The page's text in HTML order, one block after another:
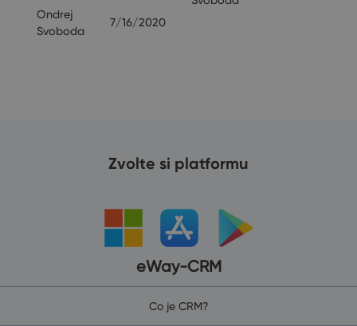
Ondrej
Svoboda
7/16/2020
Zvolte si platformu
eWay-CRM
Co je CRM?